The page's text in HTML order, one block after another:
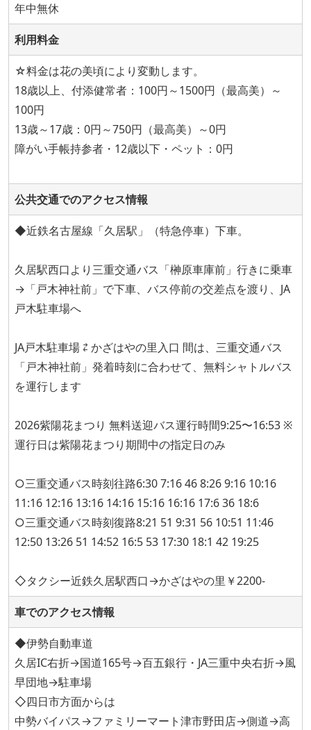
年中無休
利用料金
☆料金は花の美頃により変動します。
18歳以上、付添健常者：100円～1500円（最高美）～
100円
13歳～17歳：0円～750円（最高美）～0円
障がい手帳持参者・12歳以下・ペット：0円
公共交通でのアクセス情報
◆近鉄名古屋線「久居駅」（特急停車）下車。
久居駅西口より三重交通バス「榊原車庫前」行きに乗車
→「戸木神社前」で下車、バス停前の交差点を渡り、JA
戸木駐車場へ
JA戸木駐車場 ⇄ かざはやの里入口 間は、三重交通バス
「戸木神社前」発着時刻に合わせて、無料シャトルバス
を運行します
2026紫陽花まつり 無料送迎バス運行時間9:25〜16:53 ※
運行日は紫陽花まつり期間中の指定日のみ
○三重交通バス時刻往路6:30 7:16 46 8:26 9:16 10:16
11:16 12:16 13:16 14:16 15:16 16:16 17:6 36 18:6
○三重交通バス時刻復路8:21 51 9:31 56 10:51 11:46
12:50 13:26 51 14:52 16:5 53 17:30 18:1 42 19:25
◇タクシー近鉄久居駅西口→かざはやの里￥2200-
車でのアクセス情報
◆伊勢自動車道
久居IC右折→国道165号→百五銀行・JA三重中央右折→風
早団地→駐車場
◇四日市方面からは
中勢バイパス→ファミリーマート津市野田店→側道→高